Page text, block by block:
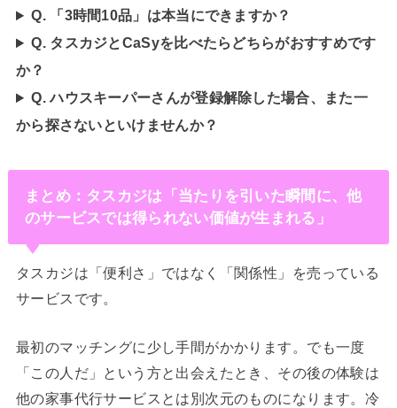
Q. 「3時間10品」は本当にできますか？
Q. タスカジとCaSyを比べたらどちらがおすすめです
か？
Q. ハウスキーパーさんが登録解除した場合、また一
から探さないといけませんか？
まとめ：タスカジは「当たりを引いた瞬間に、他
のサービスでは得られない価値が生まれる」
タスカジは「便利さ」ではなく「関係性」を売っている
サービスです。
最初のマッチングに少し手間がかかります。でも一度
「この人だ」という方と出会えたとき、その後の体験は
他の家事代行サービスとは別次元のものになります。冷